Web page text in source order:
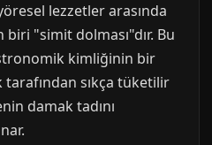
lezzetler arasında
"simit dolması"dır. Bu
kimliğinin bir
tarafından sıkça tüketilir
damak tadını